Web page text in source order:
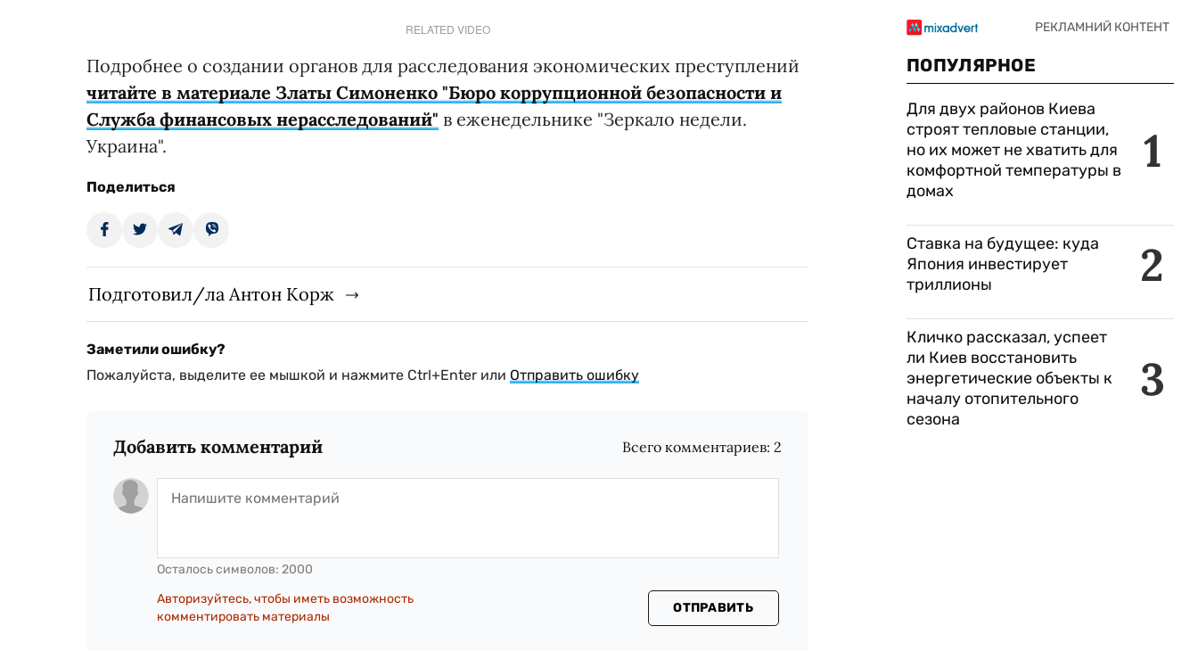
RELATED VIDEO
Подробнее о создании органов для расследования экономических преступлений
читайте в материале Златы Симоненко "Бюро коррупционной безопасности и
Служба финансовых нерасследований" в еженедельнике "Зеркало недели.
Украина".
Поделиться
Подготовил/ла Антон Корж
Заметили ошибку?
Пожалуйста, выделите ее мышкой и нажмите Ctrl+Enter или Отправить ошибку
Добавить комментарий Всего комментариев: 2
Осталось символов: 2000
Авторизуйтесь, чтобы иметь возможность
комментировать материалы
ОТПРАВИТЬ
ПОПУЛЯРНОЕ
1
Для двух районов Киева
строят тепловые станции,
но их может не хватить для
комфортной температуры в
домах
2
Ставка на будущее: куда
Япония инвестирует
триллионы
3
Кличко рассказал, успеет
ли Киев восстановить
энергетические объекты к
началу отопительного
сезона